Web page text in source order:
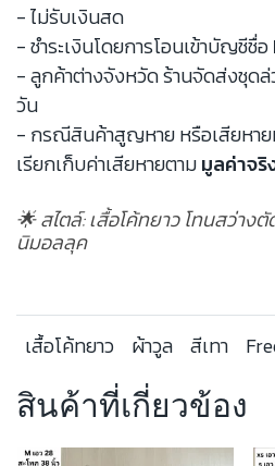
- ไม่รับเงินสด
- ชำระเงินโดยการโอนเข้าบัญชีชื่อ
- ลูกค้าต่างจังหวัด ร้านจัดส่งชุด
วัน
- กรณีสินค้าสูญหาย หรือเสียหาย
เรียกเก็บค่าเสียหายตามมูลค่าจ
🌟 สไตล์: เสื้อโค้ทยาว โทนสว่าง
นิมอลลุค
เสื้อโค้ทยาว ผ้าวูล สีเทา
สินค้าที่เกี่ยวข้อง